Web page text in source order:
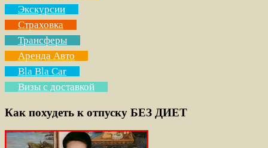
Экскурсии
Страховка
Трансферы
Аренда Авто
Bla Bla Car
Визы с доставкой
Как похудеть к отпуску БЕЗ ДИЕТ